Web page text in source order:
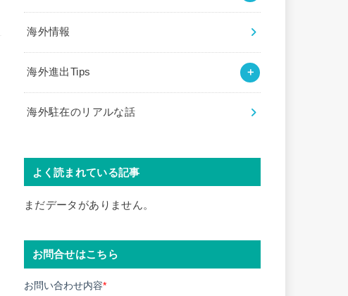
海外情報
海外進出Tips
海外駐在のリアルな話
よく読まれている記事
まだデータがありません。
お問合せはこちら